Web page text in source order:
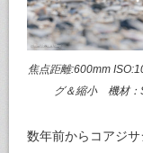
焦点距離:600mm
グ＆縮小 機材：
数年前からコアジ